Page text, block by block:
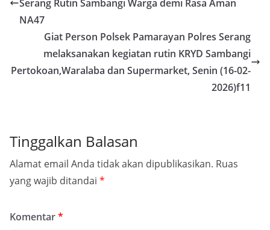
Serang Rutin Sambangi Warga demi Rasa Aman
NA47
Giat Person Polsek Pamarayan Polres Serang
melaksanakan kegiatan rutin KRYD Sambangi
Pertokoan,Waralaba dan Supermarket, Senin (16-02-
2026)f11
Tinggalkan Balasan
Alamat email Anda tidak akan dipublikasikan. Ruas
yang wajib ditandai *
Komentar*